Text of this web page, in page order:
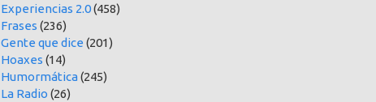
Experiencias 2.0(458)
Frases (236)
Gente que dice (201)
Hoaxes (14)
Humormática(245)
La Radio (26)